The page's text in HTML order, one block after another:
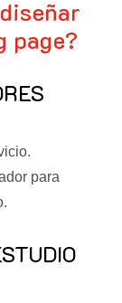
page?
para